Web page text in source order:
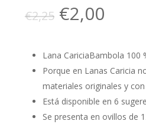
€2,25 El
precio
original
era:
€2,25.
€2,00El
es:
Lana CariciaBambola 100
Porque en Lanas Caricia
materiales originales y
Está disponible en 6
Se presenta en ovillos de